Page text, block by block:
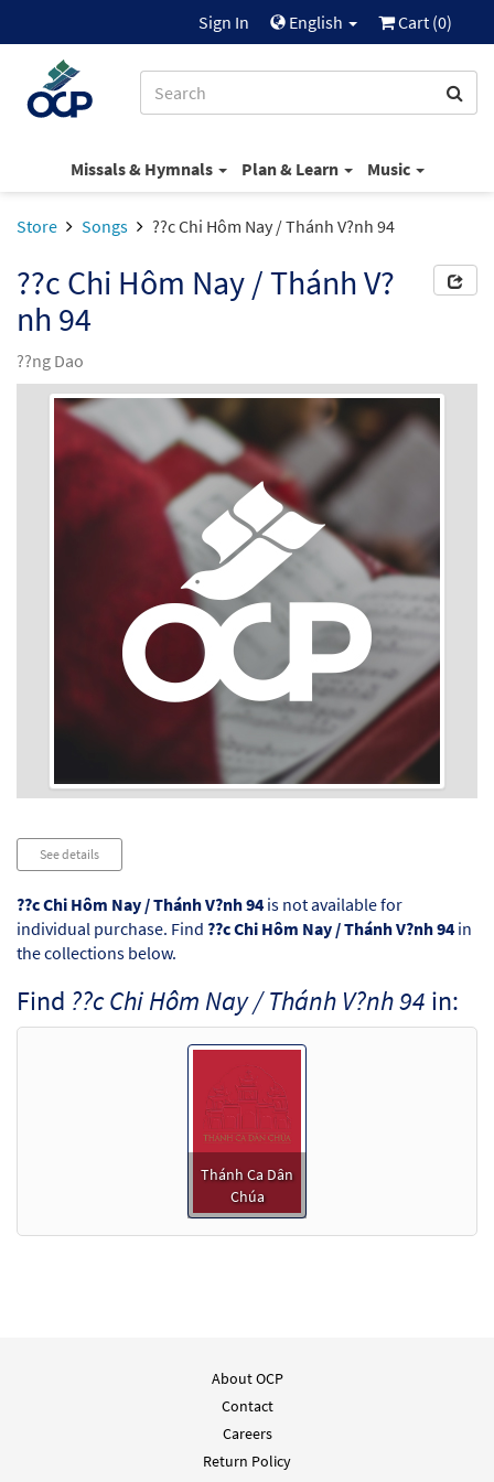
Sign In English Cart (0)
Missals & Hymnals Plan & Learn Music
Store Songs ??c Chi Hôm Nay / Thánh V?nh 94
??c Chi Hôm Nay / Thánh V?
nh 94
??ng Dao
See details
??c Chi Hôm Nay / Thánh V?nh 94 is not available for
individual purchase. Find ??c Chi Hôm Nay / Thánh V?nh 94 in
the collections below.
Find ??c Chi Hôm Nay / Thánh V?nh 94 in:
Thánh Ca Dân
Chúa
About OCP
Contact
Careers
Return Policy